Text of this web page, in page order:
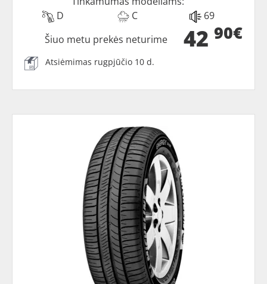
D
C 69
42 90€
Šiuo metu prekės neturime
Atsiėmimas rugpjūčio 10 d.